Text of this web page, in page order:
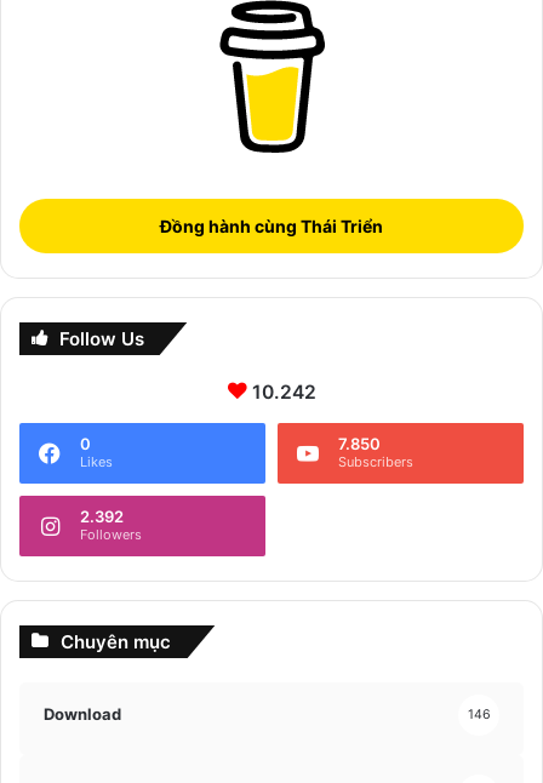
Đồng hành cùng Thái Triển
Follow Us
10.242
0
Likes
7.850
Subscribers
2.392
Followers
Chuyên mục
Download 146